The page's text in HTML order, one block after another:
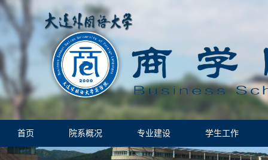
首页 院系概况 专业建设 学生工作